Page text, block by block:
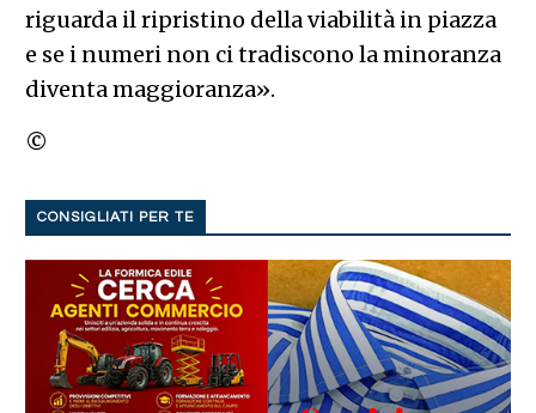
riguarda il ripristino della viabilità in piazza
e se i numeri non ci tradiscono la minoranza
diventa maggioranza».
©
CONSIGLIATI PER TE